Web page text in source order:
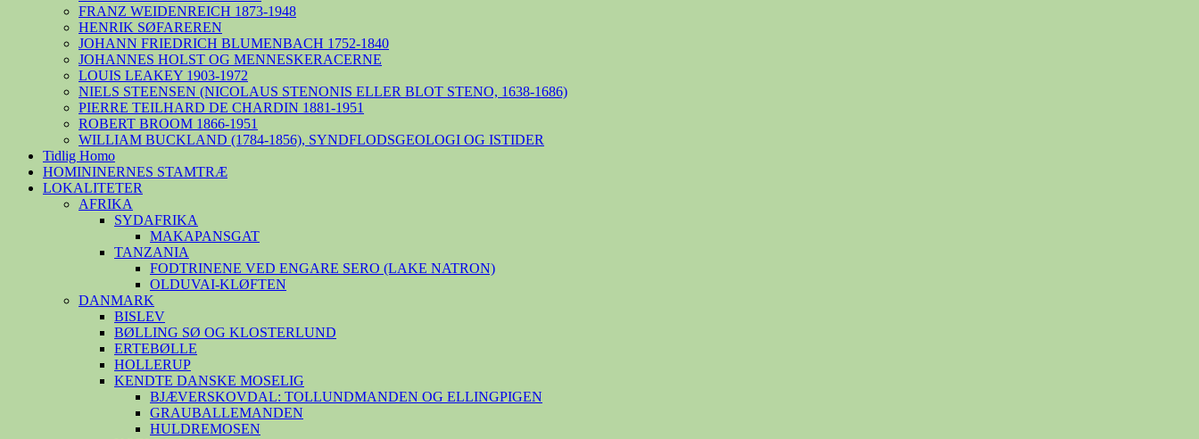
FRANZ WEIDENREICH 1873-1948
HENRIK SØFAREREN
JOHANN FRIEDRICH BLUMENBACH 1752-1840
JOHANNES HOLST OG MENNESKERACERNE
LOUIS LEAKEY 1903-1972
NIELS STEENSEN (NICOLAUS STENONIS ELLER BLOT STENO, 1638-1686)
PIERRE TEILHARD DE CHARDIN 1881-1951
ROBERT BROOM 1866-1951
WILLIAM BUCKLAND (1784-1856), SYNDFLODSGEOLOGI OG ISTIDER
Tidlig Homo
HOMININERNES STAMTRÆ
LOKALITETER
AFRIKA
SYDAFRIKA
MAKAPANSGAT
TANZANIA
FODTRINENE VED ENGARE SERO (LAKE NATRON)
OLDUVAI-KLØFTEN
DANMARK
BISLEV
BØLLING SØ OG KLOSTERLUND
ERTEBØLLE
HOLLERUP
KENDTE DANSKE MOSELIG
BJÆVERSKOVDAL: TOLLUNDMANDEN OG ELLINGPIGEN
GRAUBALLEMANDEN
HULDREMOSEN